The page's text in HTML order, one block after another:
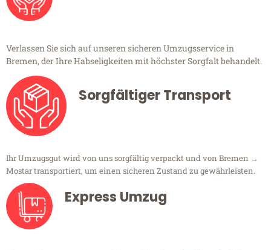
Verlassen Sie sich auf unseren sicheren Umzugsservice in
Bremen, der Ihre Habseligkeiten mit höchster Sorgfalt behandelt.
Sorgfältiger Transport
Ihr Umzugsgut wird von uns sorgfältig verpackt und von Bremen →
Mostar transportiert, um einen sicheren Zustand zu gewährleisten.
Express Umzug